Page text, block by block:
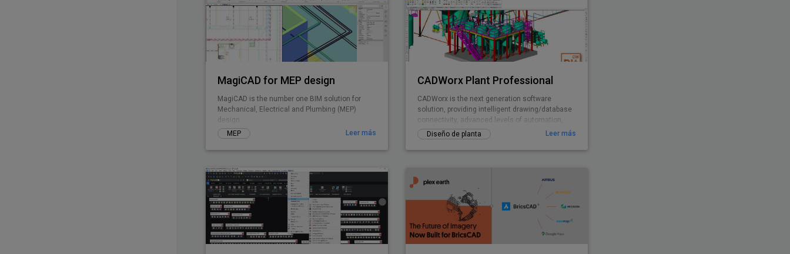
MagiCAD for MEP design
MagiCAD is the number one BIM solution for
Mechanical, Electrical and Plumbing (MEP)
design.
MEP
Leer más
CADWorx Plant Professional
CADWorx is the next generation software
solution, providing intelligent drawing/database
connectivity, advanced levels of automation,
easy-to-use drafting tool
Diseño de planta Leer más